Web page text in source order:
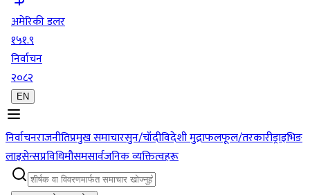
अमेरिकी डलर
१५१.९
निर्वाचन
२०८२
EN
निर्वाचनराजनीतिप्रमुख समाचारसुन/चाँदीविदेशी मुद्राफलफूल/तरकारीड्राइभिङ
लाइसेन्सप्रविधिमौसमसार्वजनिक व्यक्तित्वहरू